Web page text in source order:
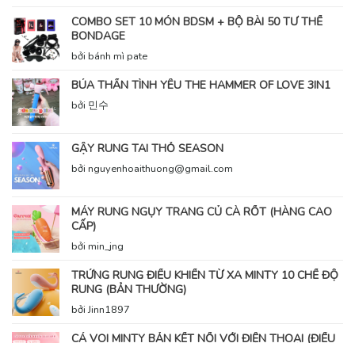
COMBO SET 10 MÓN BDSM + BỘ BÀI 50 TƯ THẾ
BONDAGE
bởi bánh mì pate
BÚA THẦN TÌNH YÊU THE HAMMER OF LOVE 3IN1
bởi 민수
GẬY RUNG TAI THỎ SEASON
bởi nguyenhoaithuong@gmail.com
MÁY RUNG NGỤY TRANG CỦ CÀ RỐT (HÀNG CAO
CẤP)
bởi min_jng
TRỨNG RUNG ĐIỀU KHIỂN TỪ XA MINTY 10 CHẾ ĐỘ
RUNG (BẢN THƯỜNG)
bởi Jinn1897
CÁ VOI MINTY BẢN KẾT NỐI VỚI ĐIỆN THOẠI (ĐIỀU